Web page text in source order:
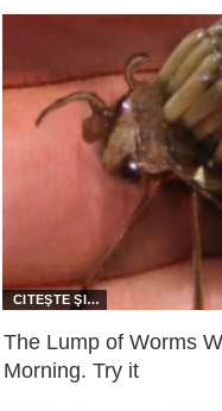
The Lump of Worms
Morning. Try it